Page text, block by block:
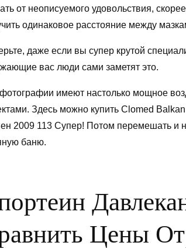
от неописуемого удовольствия,
одинаковое расстояние между
даже если вы супер крутой
вас люди сами заметят это.
имеют настолько мощное
Здесь можно купить Clomed
2009 113 Супер! Потом перемешать и
баню.
Цены